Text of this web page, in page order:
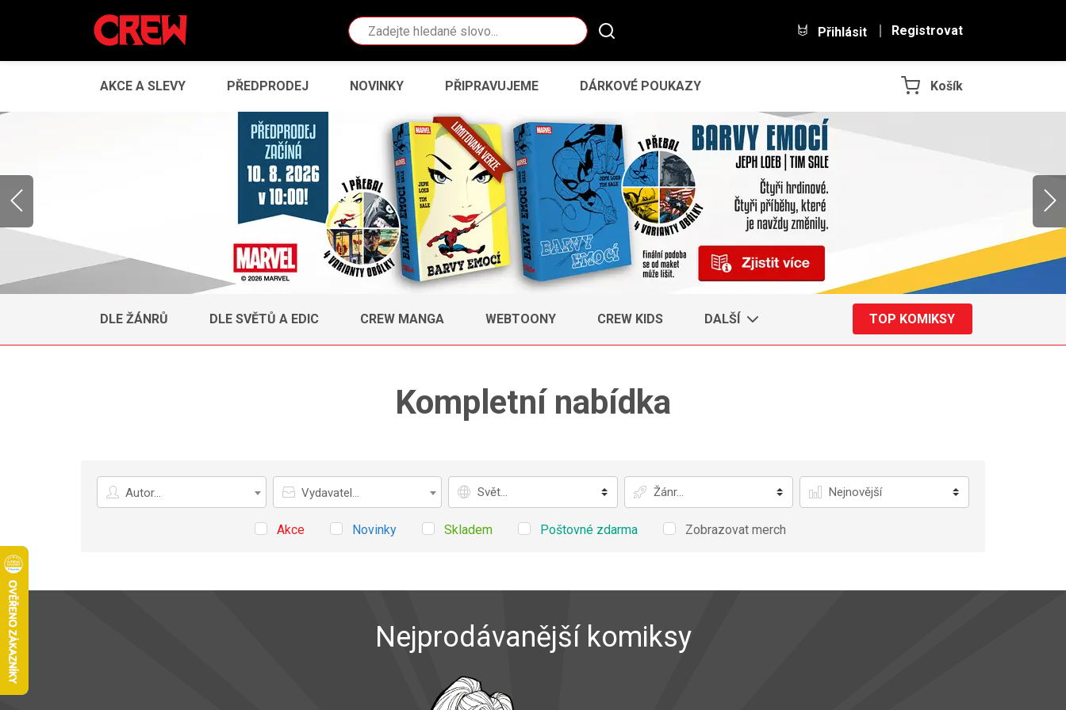
Vyhledávání Přihlásit Registrovat
AKCE A SLEVY PŘEDPRODEJ NOVINKY PŘIPRAVUJEME DÁRKOVÉ POUKAZY Košík
Barvy emocí - ohlášení předprodeje
DLE ŽÁNRŮ DLE SVĚTŮ A EDIC CREW MANGA WEBTOONY CREW KIDS DALŠÍ TOP KOMIKSY
Kompletní nabídka
Autor
Autor...
Vydavatel
Vydavatel...
Svět Žánr Řadit
Akce Novinky Skladem Poštovné zdarma Zobrazovat merch
Nejprodávanější komiksy